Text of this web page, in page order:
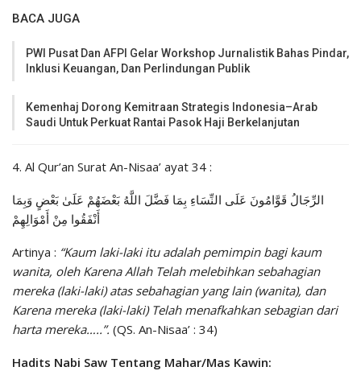
BACA JUGA
PWI Pusat Dan AFPI Gelar Workshop Jurnalistik Bahas Pindar,
Inklusi Keuangan, Dan Perlindungan Publik
Kemenhaj Dorong Kemitraan Strategis Indonesia–Arab
Saudi Untuk Perkuat Rantai Pasok Haji Berkelanjutan
4. Al Qur’an Surat An-Nisaa’ ayat 34 :
الرِّجَالُ قَوَّامُونَ عَلَى النِّسَاءِ بِمَا فَضَّلَ اللَّهُ بَعْضَهُمْ عَلَىٰ بَعْضٍ وَبِمَا
أَنْفَقُوا مِنْ أَمْوَالِهِمْ
Artinya : “Kaum laki-laki itu adalah pemimpin bagi kaum
wanita, oleh Karena Allah Telah melebihkan sebahagian
mereka (laki-laki) atas sebahagian yang lain (wanita), dan
Karena mereka (laki-laki) Telah menafkahkan sebagian dari
harta mereka…..”. (QS. An-Nisaa’ : 34)
Hadits Nabi Saw Tentang Mahar/Mas Kawin: